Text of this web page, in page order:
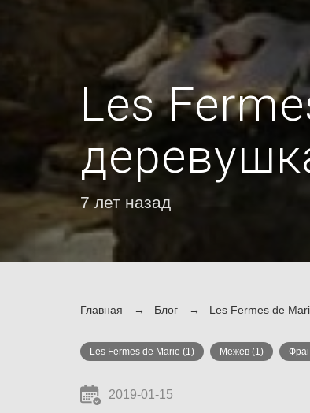
Les
7 лет назад
Главная Блог Les Fermes de
Les Fermes de Marie (1) Межев (1)
2019-01-15